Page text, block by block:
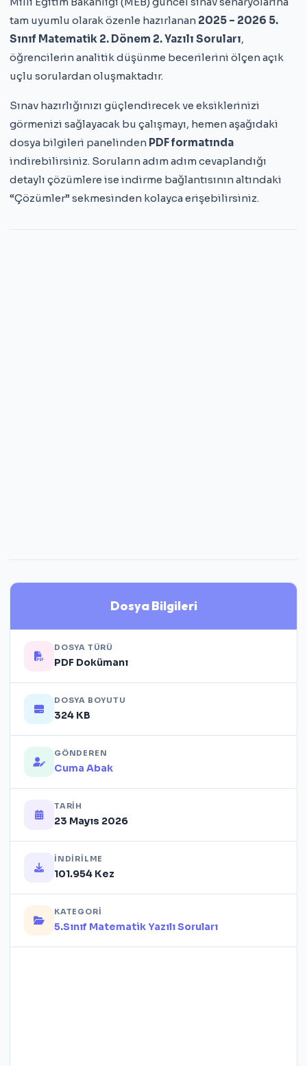
tam uyumlu olarak özenle hazırlanan 2025 – 2026 5.
Sınıf Matematik 2. Dönem 2. Yazılı Soruları,
öğrencilerin analitik düşünme becerilerini ölçen açık
uçlu sorulardan oluşmaktadır.
Sınav hazırlığınızı güçlendirecek ve eksiklerinizi
görmenizi sağlayacak bu çalışmayı, hemen aşağıdaki
dosya bilgileri panelinden PDF formatında
indirebilirsiniz. Soruların adım adım cevaplandığı
detaylı çözümlere ise indirme bağlantısının altındaki
“Çözümler” sekmesinden kolayca erişebilirsiniz.
Dosya Bilgileri
DOSYA TÜRÜ
PDF Dokümanı
DOSYA BOYUTU
324 KB
GÖNDEREN
Cuma Abak
TARIH
23 Mayıs 2026
İNDIRILME
101.954 Kez
KATEGORI
5.Sınıf Matematik Yazılı Soruları